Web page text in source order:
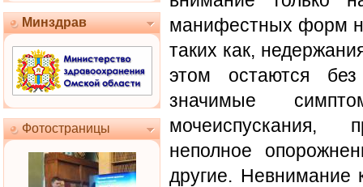
Минздрав
Фотостраницы
манифестных форм
таких как,
этом остаются
значимые
мочеиспускания,
неполное
другие.